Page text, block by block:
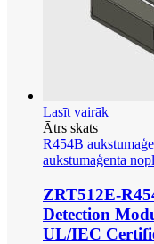
Lasīt vairāk
Ātrs skats
R454B
aukstumaģenta
ZRT512E-
Detection
UL/IEC